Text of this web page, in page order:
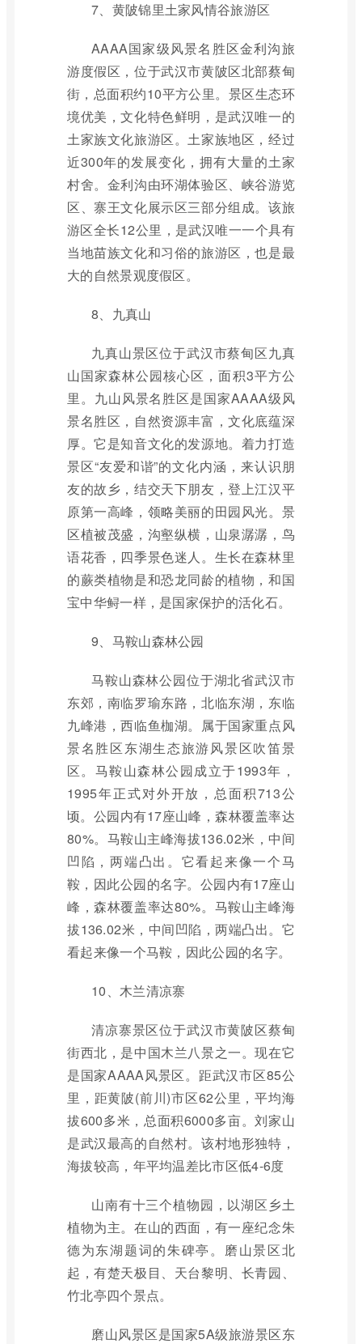
7、黄陂锦里土家风情谷旅游区
AAAA国家级风景名胜区金利沟旅
游度假区，位于武汉市黄陂区北部蔡甸
街，总面积约10平方公里。景区生态环
境优美，文化特色鲜明，是武汉唯一的
土家族文化旅游区。土家族地区，经过
近300年的发展变化，拥有大量的土家
村舍。金利沟由环湖体验区、峡谷游览
区、寨王文化展示区三部分组成。该旅
游区全长12公里，是武汉唯一一个具有
当地苗族文化和习俗的旅游区，也是最
大的自然景观度假区。
8、九真山
九真山景区位于武汉市蔡甸区九真
山国家森林公园核心区，面积3平方公
里。九山风景名胜区是国家AAAA级风
景名胜区，自然资源丰富，文化底蕴深
厚。它是知音文化的发源地。着力打造
景区“友爱和谐”的文化内涵，来认识朋
友的故乡，结交天下朋友，登上江汉平
原第一高峰，领略美丽的田园风光。景
区植被茂盛，沟壑纵横，山泉潺潺，鸟
语花香，四季景色迷人。生长在森林里
的蕨类植物是和恐龙同龄的植物，和国
宝中华鲟一样，是国家保护的活化石。
9、马鞍山森林公园
马鞍山森林公园位于湖北省武汉市
东郊，南临罗瑜东路，北临东湖，东临
九峰港，西临鱼枷湖。属于国家重点风
景名胜区东湖生态旅游风景区吹笛景
区。马鞍山森林公园成立于1993年，
1995年正式对外开放，总面积713公
顷。公园内有17座山峰，森林覆盖率达
80%。马鞍山主峰海拔136.02米，中间
凹陷，两端凸出。它看起来像一个马
鞍，因此公园的名字。公园内有17座山
峰，森林覆盖率达80%。马鞍山主峰海
拔136.02米，中间凹陷，两端凸出。它
看起来像一个马鞍，因此公园的名字。
10、木兰清凉寨
清凉寨景区位于武汉市黄陂区蔡甸
街西北，是中国木兰八景之一。现在它
是国家AAAA风景区。距武汉市区85公
里，距黄陂(前川)市区62公里，平均海
拔600多米，总面积6000多亩。刘家山
是武汉最高的自然村。该村地形独特，
海拔较高，年平均温差比市区低4-6度
山南有十三个植物园，以湖区乡土
植物为主。在山的西面，有一座纪念朱
德为东湖题词的朱碑亭。磨山景区北
起，有楚天极目、天台黎明、长青园、
竹北亭四个景点。
磨山风景区是国家5A级旅游景区东